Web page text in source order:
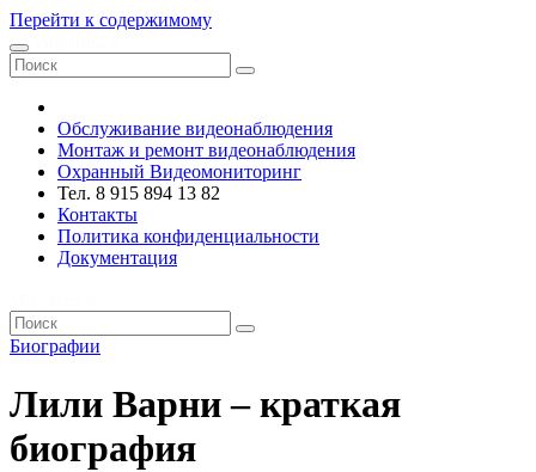
Перейти к содержимому
Обслуживание видеонаблюдения
Монтаж и ремонт видеонаблюдения
Охранный Видеомониторинг
Тел. 8 915 894 13 82
Контакты
Политика конфиденциальности
Документация
Биографии
Лили Варни – краткая
биография